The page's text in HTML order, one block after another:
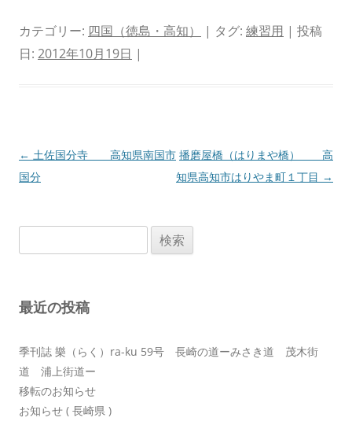
カテゴリー: 四国（徳島・高知） | タグ: 練習用 | 投稿
日: 2012年10月19日 |
投
稿
ョ
← 土佐国分寺 高知県南国市
国分
播磨屋橋（はりまや橋） 高
知県高知市はりやま町１丁目 →
索:
最近の投稿
季刊誌 樂（らく）ra-ku 59号 長崎の道ーみさき道 茂木街
道 浦上街道ー
移転のお知らせ
お知らせ ( 長崎県 )